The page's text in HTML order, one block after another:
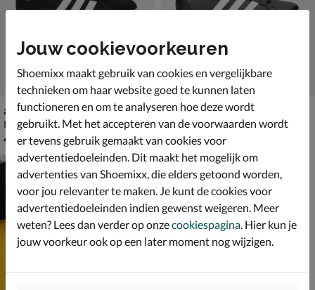
adidas Grand Court 00's
Klittenbandschoenen - zwart
€ 49,99
49 ,99
adidas Grand Court 2.0
Lage sneakers - zwart
€ 44,99
44,99
Jouw cookievoorkeuren
Shoemixx maakt gebruik van cookies en vergelijkbare
technieken om haar website goed te kunnen laten
functioneren en om te analyseren hoe deze wordt
gebruikt. Met het accepteren van de voorwaarden wordt
er tevens gebruik gemaakt van cookies voor
advertentiedoeleinden. Dit maakt het mogelijk om
advertenties van Shoemixx, die elders getoond worden,
voor jou relevanter te maken. Je kunt de cookies voor
advertentiedoeleinden indien gewenst weigeren. Meer
weten? Lees dan verder op onzecookiespagina. Hier kun je
jouw voorkeur ook op een later moment nog wijzigen.